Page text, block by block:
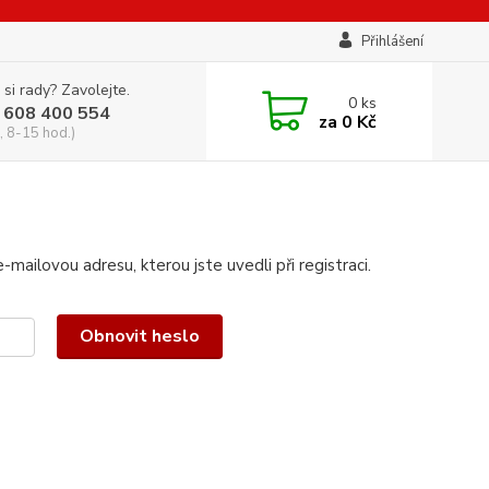
Přihlášení
rady? Zavolejte.
400 554
8-15 hod.)
0ks
za 0 Kč
adresu, kterou jste uvedli při registraci.
Obnovit heslo